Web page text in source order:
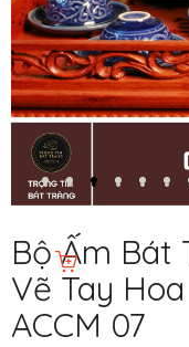
Bộ Ấm Bát
Vẽ Tay
ACCM 07